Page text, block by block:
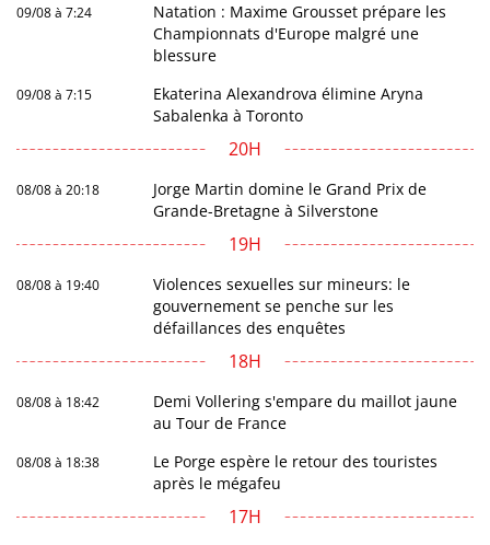
09/08 à 7:24
Natation : Maxime Grousset prépare les
Championnats d'Europe malgré une
blessure
09/08 à 7:15
Ekaterina Alexandrova élimine Aryna
Sabalenka à Toronto
20H
08/08 à 20:18
Jorge Martin domine le Grand Prix de
Grande-Bretagne à Silverstone
19H
08/08 à 19:40
Violences sexuelles sur mineurs: le
gouvernement se penche sur les
défaillances des enquêtes
18H
08/08 à 18:42
Demi Vollering s'empare du maillot jaune
au Tour de France
08/08 à 18:38
Le Porge espère le retour des touristes
après le mégafeu
17H